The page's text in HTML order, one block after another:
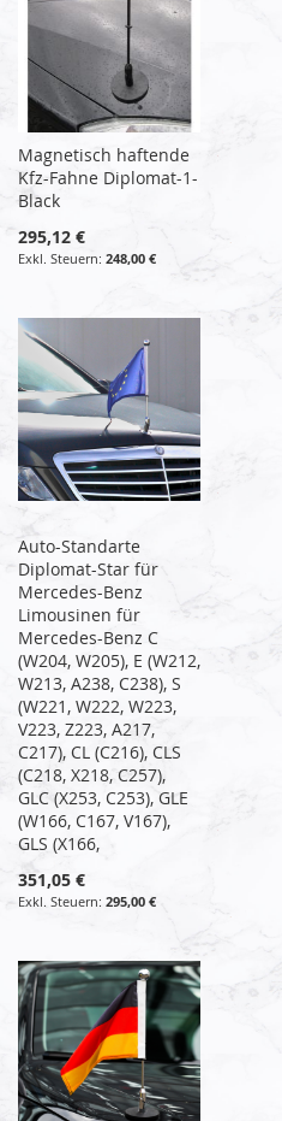
Magnetisch haftende
Kfz-Fahne Diplomat-1-
Black
295,12 €
248,00 €
Auto-Standarte
Diplomat-Star für
Mercedes-Benz
Limousinen für
Mercedes-Benz C
(W204, W205), E (W212,
W213, A238, C238), S
(W221, W222, W223,
V223, Z223, A217,
C217), CL (C216), CLS
(C218, X218, C257),
GLC (X253, C253), GLE
(W166, C167, V167),
GLS (X166,
351,05 €
295,00 €